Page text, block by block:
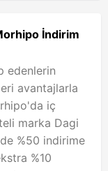
İndirim
edenlerin
avantajlarla
iç
marka Dagi
%50 indirime
%10